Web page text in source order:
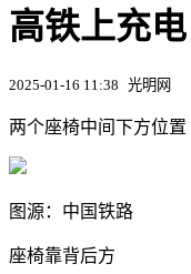
高铁上充
2025-01-16 11:38 光明网
两个座椅中间下方位置
图源：中国铁路
座椅靠背后方